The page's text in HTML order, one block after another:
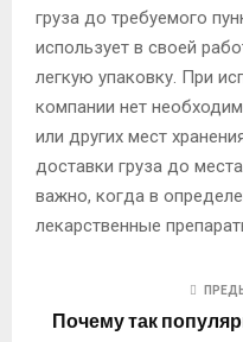
груза до требуемого
использует в своей
легкую упаковку. При
компании нет
или других мест
доставки груза до
важно, когда в
лекарственные
Почему так